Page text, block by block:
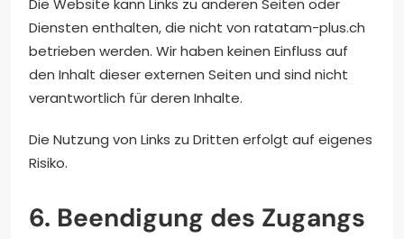
Die Website kann Links zu anderen Seiten oder
Diensten enthalten, die nicht von ratatam-plus.ch
betrieben werden. Wir haben keinen Einfluss auf
den Inhalt dieser externen Seiten und sind nicht
verantwortlich für deren Inhalte.
Die Nutzung von Links zu Dritten erfolgt auf eigenes
Risiko.
6. Beendigung des Zugangs